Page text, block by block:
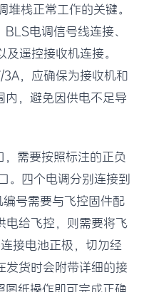
栈正常工作的关键。
电调信号线连接、
遥控接收机连接。
，应确保为接收机和
内，避免因供电不足导
需要按照标注的正负
。四个电调分别连接到
号需要与飞控固件配
电给飞控，则需要将飞
接电池正极，切勿经
发货时会附带详细的接